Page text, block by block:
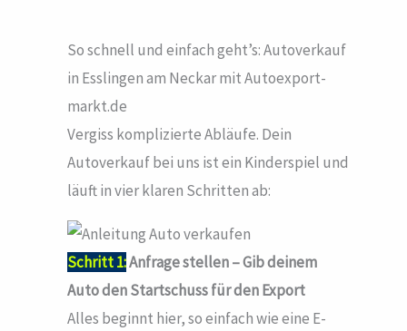
So schnell und einfach geht’s: Autoverkauf
in Esslingen am Neckar mit Autoexport-
markt.de
Vergiss komplizierte Abläufe. Dein
Autoverkauf bei uns ist ein Kinderspiel und
läuft in vier klaren Schritten ab:
Schritt 1:Anfrage stellen – Gib deinem
Auto den Startschuss für den Export
Alles beginnt hier, so einfach wie eine E-